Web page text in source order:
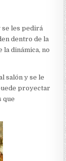
les pedirá
dentro de la
dinámica, no
salón y se le
proyectar
que